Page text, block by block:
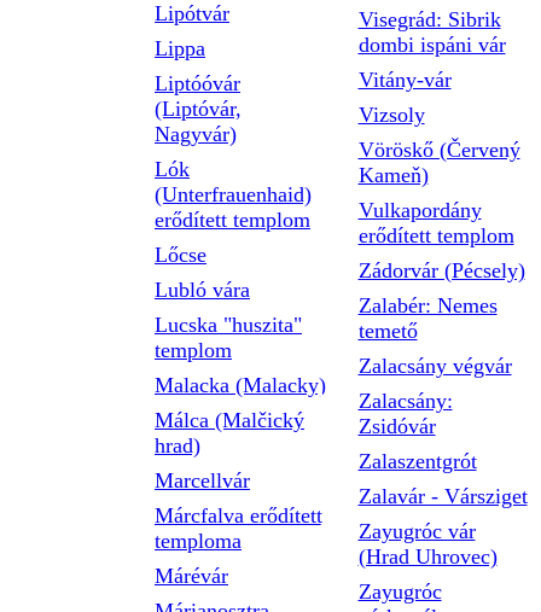
Lipótvár
Lippa
Liptóóvár
(Liptóvár,
Nagyvár)
Lók
(Unterfrauenhaid)
erődített templom
Lőcse
Lubló vára
Lucska "huszita"
templom
Malacka (Malacky)
Málca (Malčický
hrad)
Marcellvár
Márcfalva erődített
temploma
Márévár
Visegrád: Sibrik
dombi ispáni vár
Vitány-vár
Vizsoly
Vöröskő (Červený
Kameň)
Vulkapordány
erődített templom
Zádorvár (Pécsely)
Zalabér: Nemes
temető
Zalacsány végvár
Zalacsány:
Zsidóvár
Zalaszentgrót
Zalavár - Vársziget
Zayugróc vár
(Hrad Uhrovec)
Zayugróc